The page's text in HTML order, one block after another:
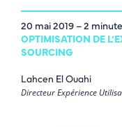
20 mai 2019– 2
OPTIMISATION DE
SOURCING
Lahcen El Ouahi
Directeur Expérience